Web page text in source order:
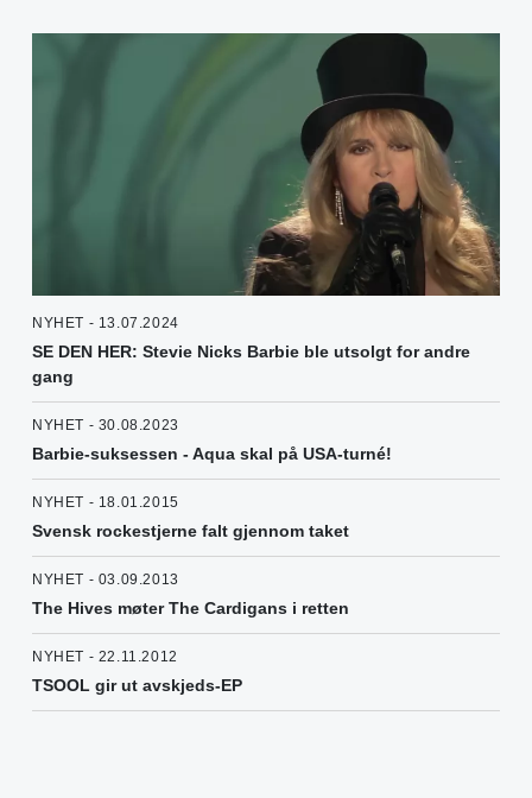
NYHET - 13.07.2024
SE DEN HER: Stevie Nicks Barbie ble utsolgt for andre
gang
NYHET - 30.08.2023
Barbie-suksessen - Aqua skal på USA-turné!
NYHET - 18.01.2015
Svensk rockestjerne falt gjennom taket
NYHET - 03.09.2013
The Hives møter The Cardigans i retten
NYHET - 22.11.2012
TSOOL gir ut avskjeds-EP